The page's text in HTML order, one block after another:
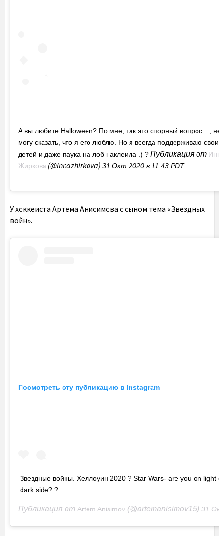
А вы любите Halloween? По мне, так это спорный вопрос…,
могу сказать, что я его люблю. Но я всегда поддерживаю
детей и даже паука на лоб наклеила .) ?Публикация от
Жиркова (@innazhirkova) 31 Окт 2020 в 11:43 PDT
У хоккеиста Артема Анисимова с сыном тема «Звездных
войн».
Посмотреть эту публикацию в Instagram
Звездные войны. Хеллоуин 2020 ? Star Wars- are you on light
dark side? ?
Публикация от Artem Anisimov (@artemanisimov15) 31 Окт 2020 в